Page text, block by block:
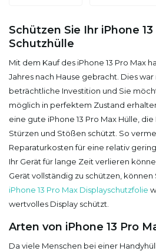
Schützen Sie Ihr iPhone
Schutzhülle
Mit dem Kauf des iPhone 13 Pro Max
Jahres nach Hause gebracht. Dies
beträchtliche Investition und Sie
möglich in perfektem Zustand
eine gute iPhone 13 Pro Max Hülle, die
Stürzen und Stößen schützt. So
Reparaturkosten für eine relativ
Ihr Gerät für lange Zeit verlieren
Gerät vollständig zu schützen,
iPhone 13 Pro Max Displayschutzfolie
wertvolles Display schützt.
Arten von iPhone 13 Pro
Da viele Menschen bei einer